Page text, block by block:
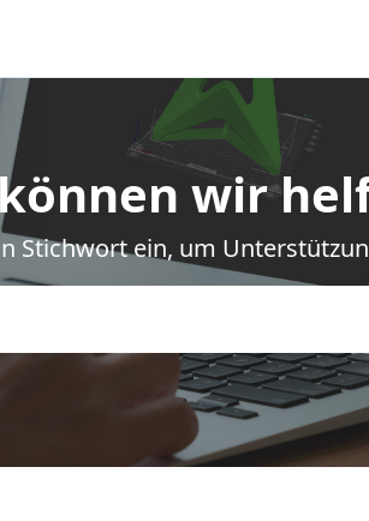
wir
Stichwort ein, um